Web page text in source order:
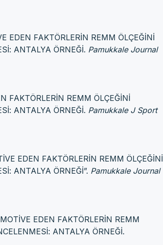
EDEN FAKTÖRLERİN REMM ÖLÇEĞİNİ
ANTALYA ÖRNEĞİ. Pamukkale Journal
FAKTÖRLERİN REMM ÖLÇEĞİNİ
ANTALYA ÖRNEĞİ. Pamukkale J Sport
EDEN FAKTÖRLERİN REMM ÖLÇEĞİNİ
ANTALYA ÖRNEĞİ”. Pamukkale Journal
EDEN FAKTÖRLERİN REMM
ANTALYA ÖRNEĞİ.